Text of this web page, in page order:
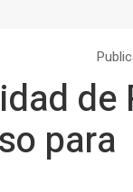
de
para